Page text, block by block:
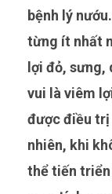
bệnh lý
từng ít nhất
lợi đỏ, sưng,
vui là viêm
được điều trị
nhiên, khi
thể tiến triển